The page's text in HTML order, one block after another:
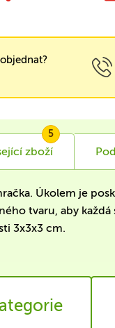
zboží
5
Úkolem je
tvaru, aby
3x3x3 cm.